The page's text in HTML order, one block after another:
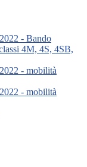
- Bando
4M, 4S, 4SB,
- mobilità
- mobilità